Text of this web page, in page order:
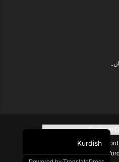
Switch to
Proudly powered by
LitebyFree
.
Kurdish